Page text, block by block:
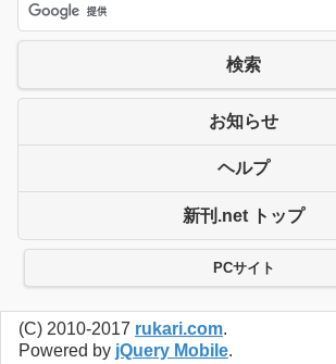
検索
お知らせ
ヘルプ
新刊.net トップ
PCサイト
(C) 2010-2017 rukari.com.
Powered by jQuery Mobile.